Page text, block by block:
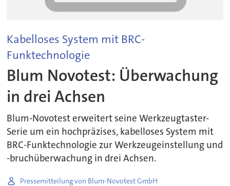
Kabelloses System mit BRC-
Funktechnologie
Blum Novotest: Überwachung
in drei Achsen
Blum-Novotest erweitert seine Werkzeugtaster-
Serie um ein hochpräzises, kabelloses System mit
BRC-Funktechnologie zur Werkzeugeinstellung und
-bruchüberwachung in drei Achsen.
Pressemitteilung von Blum-Novotest GmbH